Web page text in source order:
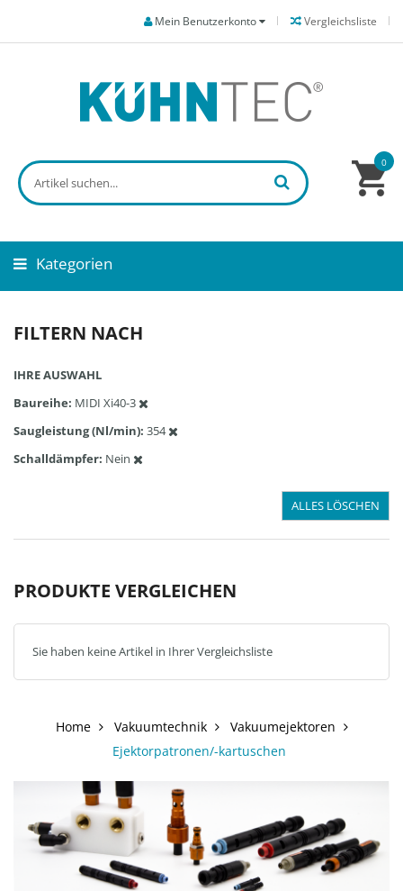
Vergleichsliste
Mein Benutzerkonto
0
Kategorien
FILTERN NACH
IHRE AUSWAHL
Baureihe MIDI Xi40-3
Saugleistung (Nl/min) 354
Schalldämpfer Nein
ALLES LÖSCHEN
PRODUKTE VERGLEICHEN
Sie haben keine Artikel in Ihrer Vergleichsliste
Home Vakuumtechnik
Vakuumejektoren
Ejektorpatronen/-kartuschen